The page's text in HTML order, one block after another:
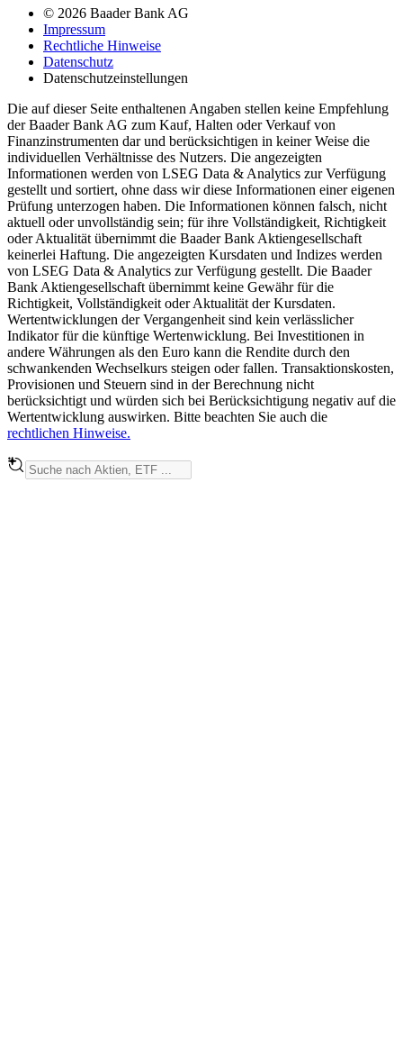
© 2026 Baader Bank AG
Impressum
Rechtliche Hinweise
Datenschutz
Datenschutzeinstellungen
Die auf dieser Seite enthaltenen Angaben stellen keine Empfehlung
der Baader Bank AG zum Kauf, Halten oder Verkauf von
Finanzinstrumenten dar und berücksichtigen in keiner Weise die
individuellen Verhältnisse des Nutzers. Die angezeigten
Informationen werden von LSEG Data & Analytics zur Verfügung
gestellt und sortiert, ohne dass wir diese Informationen einer eigenen
Prüfung unterzogen haben. Die Informationen können falsch, nicht
aktuell oder unvollständig sein; für ihre Vollständigkeit, Richtigkeit
oder Aktualität übernimmt die Baader Bank Aktiengesellschaft
keinerlei Haftung. Die angezeigten Kursdaten und Indizes werden
von LSEG Data & Analytics zur Verfügung gestellt. Die Baader
Bank Aktiengesellschaft übernimmt keine Gewähr für die
Richtigkeit, Vollständigkeit oder Aktualität der Kursdaten.
Wertentwicklungen der Vergangenheit sind kein verlässlicher
Indikator für die künftige Wertenwicklung. Bei Investitionen in
andere Währungen als den Euro kann die Rendite durch den
schwankenden Wechselkurs steigen oder fallen. Transaktionskosten,
Provisionen und Steuern sind in der Berechnung nicht
berücksichtigt und würden sich bei Berücksichtigung negativ auf die
Wertentwicklung auswirken. Bitte beachten Sie auch die
rechtlichen Hinweise.